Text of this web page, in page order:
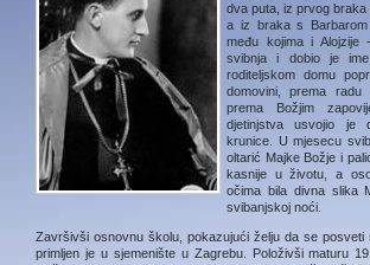
dva puta, iz prvog braka
a iz braka s
među kojima i Alojzije
svibnja i dobio je
roditeljskom domu
domovini, prema
prema Božjim
djetinjstva usvojio je
krunice. U mjesecu
oltarić Majke Božje i
kasnije u životu, a
očima bila divna slika
svibanjskoj noći.
Završivši osnovnu školu, pokazujući želju da se posveti
primljen je u sjemenište u Zagrebu. Položivši maturu